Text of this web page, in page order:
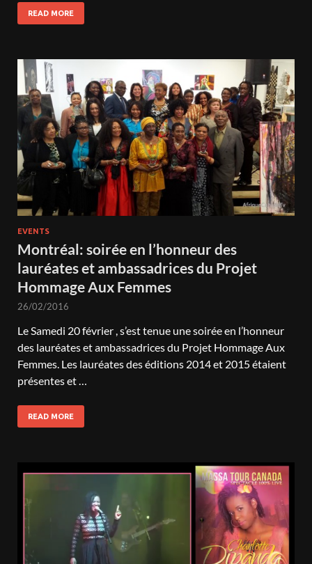
READ MORE
EVENTS
Montréal: soirée en l’honneur des
lauréates et ambassadrices du Projet
Hommage Aux Femmes
26/02/2016
Le Samedi 20 février , s’est tenue une soirée en l’honneur
des lauréates et ambassadrices du Projet Hommage Aux
Femmes. Les lauréates des éditions 2014 et 2015 étaient
présentes et …
READ MORE